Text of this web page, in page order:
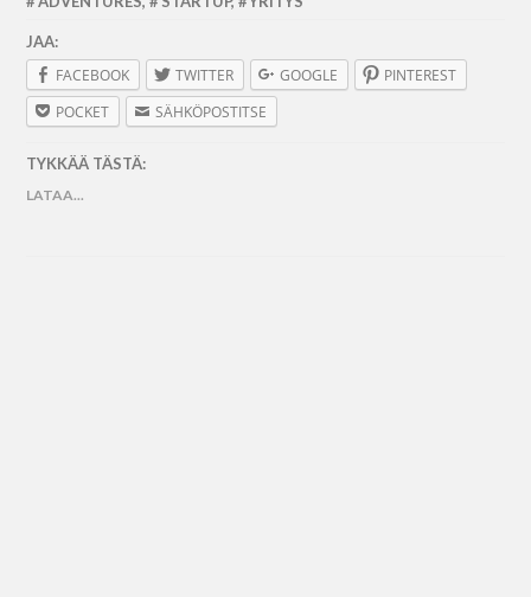
JAA:
FACEBOOK TWITTER GOOGLE
PINTEREST
POCKET
SÄHKÖPOSTITSE
TYKKÄÄ TÄSTÄ:
LATAA...